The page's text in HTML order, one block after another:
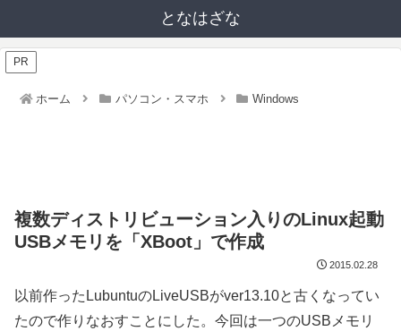
となはざな
PR
ホーム パソコン・スマホ Windows
複数ディストリビューション入りのLinux起動
USBメモリを「XBoot」で作成
2015.02.28
以前作ったLubuntuのLiveUSBがver13.10と古くなってい
たので作りなおすことにした。今回は一つのUSBメモリ